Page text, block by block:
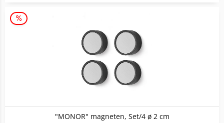
"MONOR" magneten, Set/4 ø 2 cm